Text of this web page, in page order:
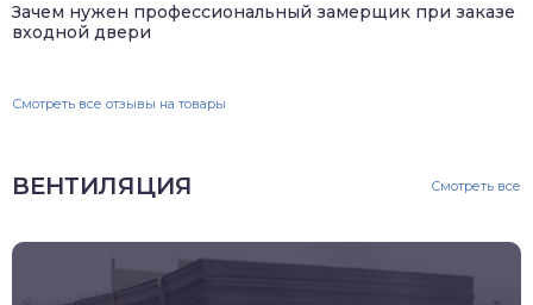
Зачем нужен профессиональный замерщик при заказе
входной двери
Смотреть все отзывы на товары
ВЕНТИЛЯЦИЯ Смотреть все